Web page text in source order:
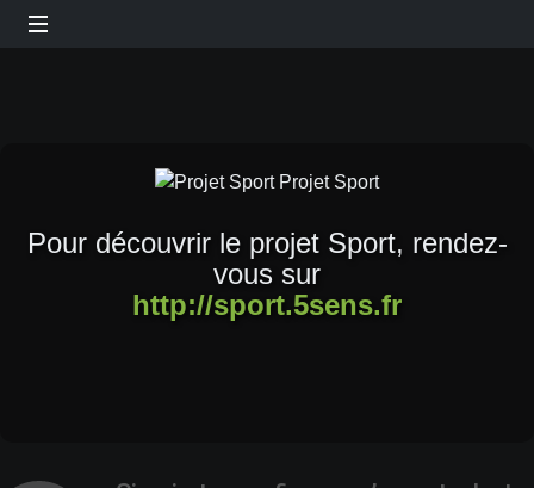
Pour découvrir le projet Sport, rendez-
vous sur
http://sport.5sens.fr